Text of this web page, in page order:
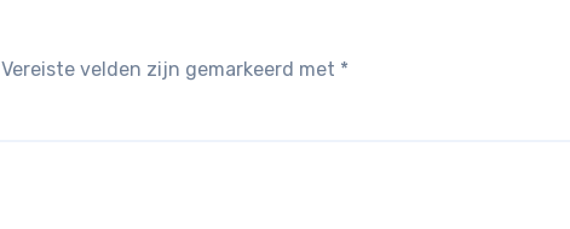
Vereiste velden zijn gemarkeerd met *